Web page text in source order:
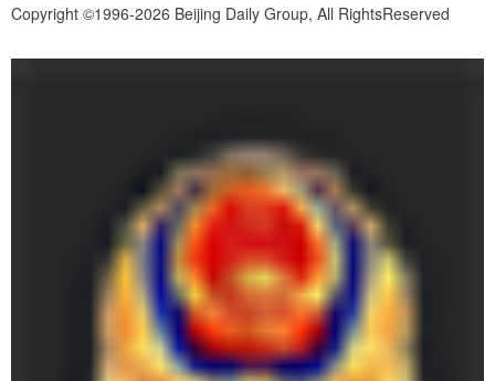
Copyright ©1996-2026 Beijing Daily Group, All RightsReserved